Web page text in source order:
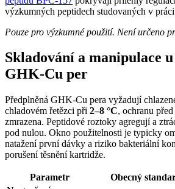
výzkumných peptidech studovaných v
Pouze pro výzkumné použití. Není určeno
Skladování a manipulace
GHK-Cu per
Předplněná GHK-Cu pera vyžadují
chladovém řetězci při 2–8 °C, ochranu
zmrazena. Peptidové roztoky agregují a
pod nulou. Okno použitelnosti je typicky
natažení první dávky a riziko bakteriální
porušení těsnění kartridže.
Parametr
Obecný